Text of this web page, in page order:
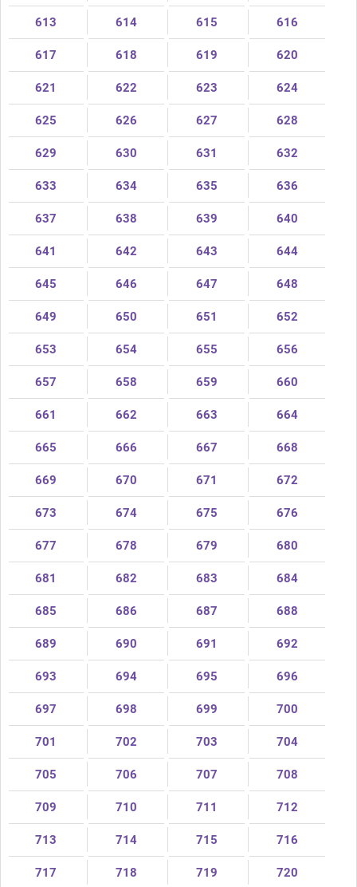
613 614 615 616
617 618 619 620
621 622 623 624
625 626 627 628
629 630 631 632
633 634 635 636
637 638 639 640
641 642 643 644
645 646 647 648
649 650 651 652
653 654 655 656
657 658 659 660
661 662 663 664
665 666 667 668
669 670 671 672
673 674 675 676
677 678 679 680
681 682 683 684
685 686 687 688
689 690 691 692
693 694 695 696
697 698 699 700
701 702 703 704
705 706 707 708
709 710 711 712
713 714 715 716
717 718 719 720